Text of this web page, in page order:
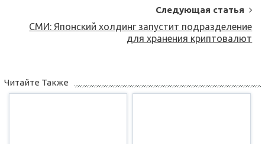
Следующая статья
СМИ: Японский холдинг запустит подразделение
для хранения криптовалют
Читайте Также